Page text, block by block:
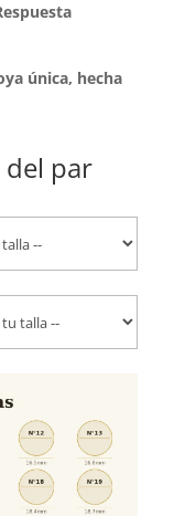
única, hecha
del par